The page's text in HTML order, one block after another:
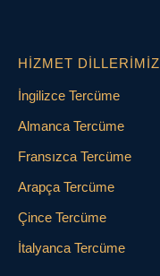
HIZMET DILLERIMIZ
İngilizce Tercüme
Almanca Tercüme
Fransızca Tercüme
Arapça Tercüme
Çince Tercüme
İtalyanca Tercüme